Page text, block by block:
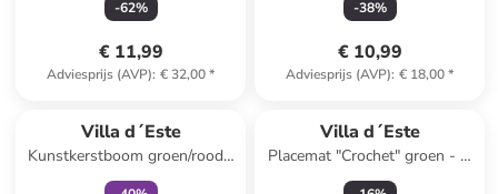
-62%
€ 11,99
Adviesprijs (AVP): € 32,00*
(H)41,5 x (D)1,2 cm
-38%
€ 10,99
Adviesprijs (AVP): € 18,00*
Villa d´Este
Kunstkerstboom groen/rood -
(H)45 cm
Villa d´Este
Placemat "Crochet" groen - Ø
38 cm